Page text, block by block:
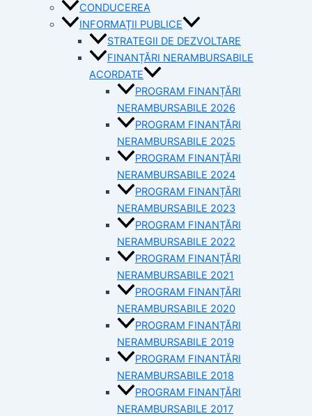
CONDUCEREA
INFORMAȚII PUBLICE
STRATEGII DE DEZVOLTARE
FINANȚĂRI NERAMBURSABILE
ACORDATE
PROGRAM FINANȚĂRI
NERAMBURSABILE 2026
PROGRAM FINANȚĂRI
NERAMBURSABILE 2025
PROGRAM FINANȚĂRI
NERAMBURSABILE 2024
PROGRAM FINANȚĂRI
NERAMBURSABILE 2023
PROGRAM FINANȚĂRI
NERAMBURSABILE 2022
PROGRAM FINANȚĂRI
NERAMBURSABILE 2021
PROGRAM FINANȚĂRI
NERAMBURSABILE 2020
PROGRAM FINANȚĂRI
NERAMBURSABILE 2019
PROGRAM FINANTĂRI
NERAMBURSABILE 2018
PROGRAM FINANȚĂRI
NERAMBURSABILE 2017